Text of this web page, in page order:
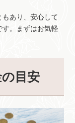
あり、安心して
す。まずはお気軽
目安